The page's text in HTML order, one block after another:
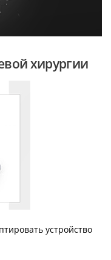
хирургии
устройство